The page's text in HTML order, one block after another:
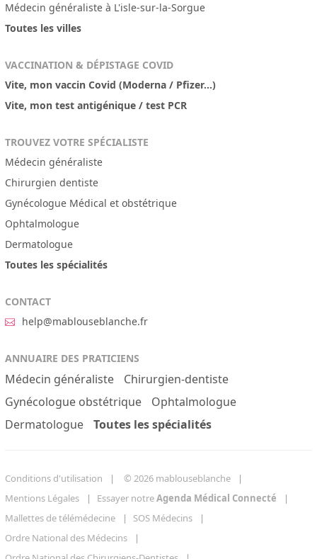
Médecin généraliste à L'isle-sur-la-Sorgue
Toutes les villes
VACCINATION & DÉPISTAGE COVID
Vite, mon vaccin Covid (Moderna / Pfizer...)
Vite, mon test antigénique / test PCR
TROUVEZ VOTRE SPÉCIALISTE
Médecin généraliste
Chirurgien dentiste
Gynécologue Médical et obstétrique
Ophtalmologue
Dermatologue
Toutes les spécialités
CONTACT
help@mablouseblanche.fr
ANNUAIRE DES PRATICIENS
Médecin généraliste
Chirurgien-dentiste
Gynécologue obstétrique
Ophtalmologue
Dermatologue
Toutes les spécialités
Conditions d'utilisation
© 2026 mablouseblanche
Mentions Légales
Essayer notreAgenda Médical Connecté
Mallettes de télémédecine
SOS Médecins
Ordre National des Médecins